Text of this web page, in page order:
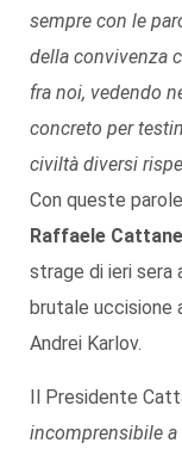
sempre con le
della convivenza
fra noi, vedendo
concreto per
civiltà diversi
Con queste
Raffaele
strage di ieri sera
brutale uccisione
Andrei Karlov.
Il Presidente
incomprensibile